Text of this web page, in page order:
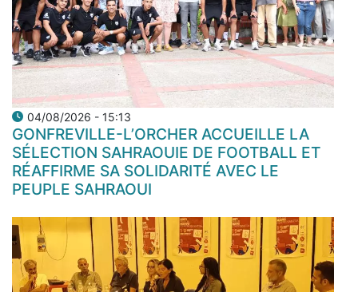
04/08/2026 - 15:13
GONFREVILLE-L’ORCHER ACCUEILLE LA
SÉLECTION SAHRAOUIE DE FOOTBALL ET
RÉAFFIRME SA SOLIDARITÉ AVEC LE
PEUPLE SAHRAOUI